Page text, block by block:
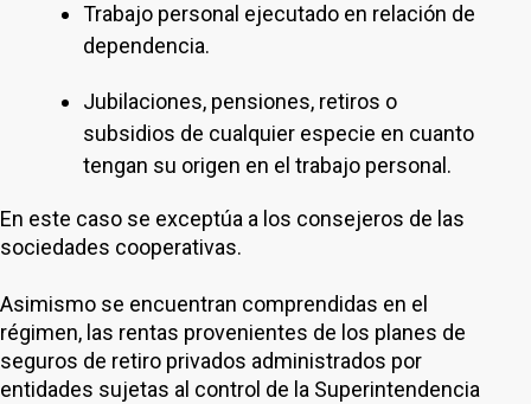
Trabajo personal ejecutado en relación de
dependencia.
Jubilaciones, pensiones, retiros o
subsidios de cualquier especie en cuanto
tengan su origen en el trabajo personal.
En este caso se exceptúa a los consejeros de las
sociedades cooperativas.
Asimismo se encuentran comprendidas en el
régimen, las rentas provenientes de los planes de
seguros de retiro privados administrados por
entidades sujetas al control de la Superintendencia